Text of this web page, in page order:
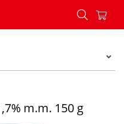
1,7% m.m. 150 g -
m.m. 150 g